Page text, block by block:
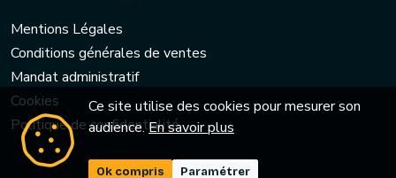
Mentions Légales
Conditions générales de ventes
Mandat administratif
Cookies
Politique de confidentialité
Ce site utilise des cookies pour mesurer son
audience.En savoir plus
Ok compris Paramétrer